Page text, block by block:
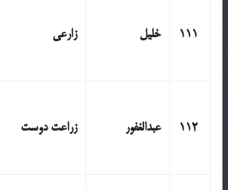
111 خلیل زارعی
112 عبدالغفور زراعت دوست